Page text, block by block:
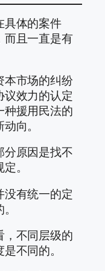
具体的案件
而且一直是有
本市场的纠纷
议效力的认定
种援用民法的
向。
分原因是找不
。
没有统一的定
，不同层级的
不同的。